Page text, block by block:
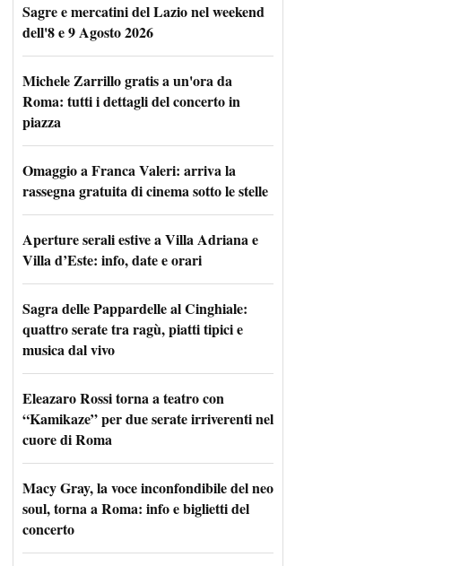
Sagre e mercatini del Lazio nel weekend
dell'8 e 9 Agosto 2026
Michele Zarrillo gratis a un'ora da
Roma: tutti i dettagli del concerto in
piazza
Omaggio a Franca Valeri: arriva la
rassegna gratuita di cinema sotto le stelle
Aperture serali estive a Villa Adriana e
Villa d’Este: info, date e orari
Sagra delle Pappardelle al Cinghiale:
quattro serate tra ragù, piatti tipici e
musica dal vivo
Eleazaro Rossi torna a teatro con
“Kamikaze” per due serate irriverenti nel
cuore di Roma
Macy Gray, la voce inconfondibile del neo
soul, torna a Roma: info e biglietti del
concerto